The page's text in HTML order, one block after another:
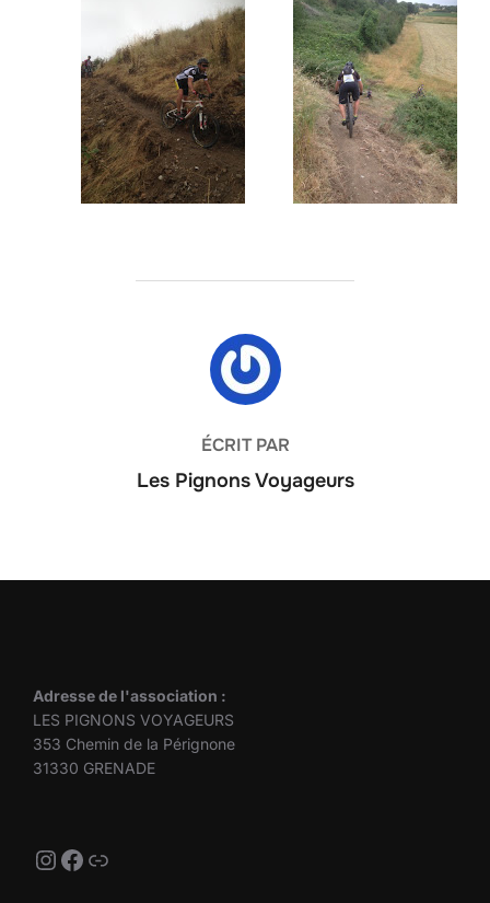
AUTEUR DE LA PUBLICATION
ÉCRIT PAR
Les Pignons Voyageurs
Adresse de l'association :
LES PIGNONS VOYAGEURS
353 Chemin de la Pérignone
31330 GRENADE
Instagram
Facebook
Lien